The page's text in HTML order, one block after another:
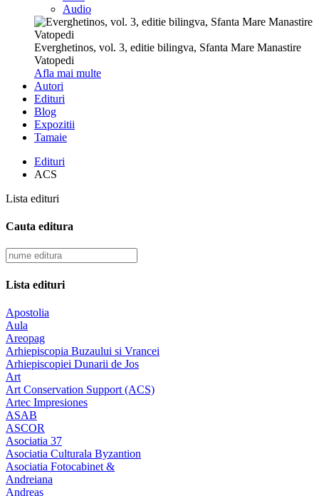
Audio
Everghetinos, vol. 3, editie bilingva, Sfanta Mare Manastire
Vatopedi
Afla mai multe
Autori
Edituri
Blog
Expozitii
Tamaie
Edituri
ACS
Lista edituri
Cauta editura
Lista edituri
Apostolia
Aula
Areopag
Arhiepiscopia Buzaului si Vrancei
Arhiepiscopiei Dunarii de Jos
Art
Art Conservation Support (ACS)
Artec Impresiones
ASAB
ASCOR
Asociatia 37
Asociatia Culturala Byzantion
Asociatia Fotocabinet &
Andreiana
Andreas